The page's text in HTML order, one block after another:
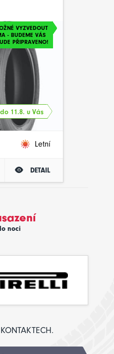
VYZVEDOUT
- BUDEME VÁS
PŘIPRAVENO!
11.8. u Vás
Letní
DETAIL
noci